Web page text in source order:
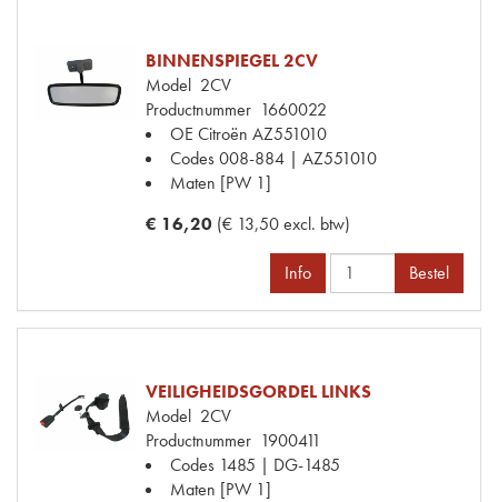
BINNENSPIEGEL 2CV
Model 2CV
Productnummer 1660022
OE Citroën AZ551010
Codes008-884 | AZ551010
Maten [PW 1]
€ 16,20 (€ 13,50 excl. btw)
Info Bestel
VEILIGHEIDSGORDEL LINKS
Model 2CV
Productnummer 1900411
Codes 1485 | DG-1485
Maten [PW 1]